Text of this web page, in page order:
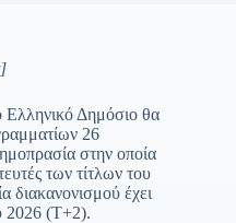
Ελληνικό Δημόσιο θα
26
στην οποία
των τίτλων του
διακανονισμού έχει
2026 (Τ+2).